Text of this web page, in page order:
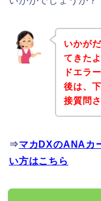
いかが
てきた
ドエラ
後は、
接質問
⇒マカDXのANAカ
い方はこちら